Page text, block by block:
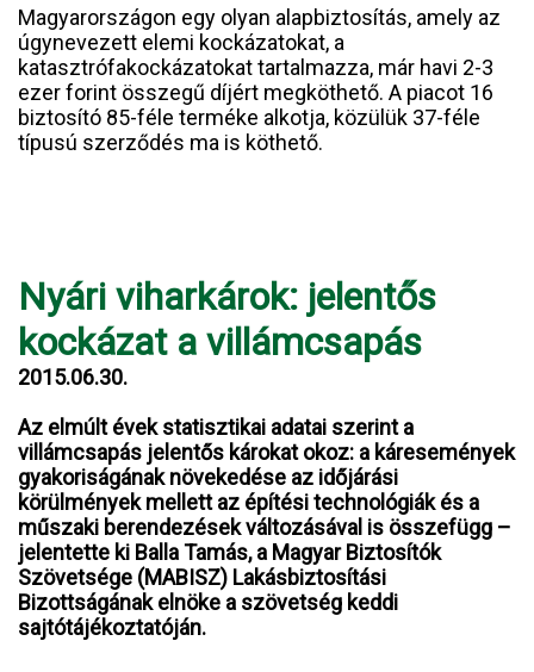
Magyarországon egy olyan alapbiztosítás, amely az
úgynevezett elemi kockázatokat, a
katasztrófakockázatokat tartalmazza, már havi 2-3
ezer forint összegű díjért megköthető. A piacot 16
biztosító 85-féle terméke alkotja, közülük 37-féle
típusú szerződés ma is köthető.
Nyári viharkárok: jelentős
kockázat a villámcsapás
2015.06.30.
Az elmúlt évek statisztikai adatai szerint a
villámcsapás jelentős károkat okoz: a káresemények
gyakoriságának növekedése az időjárási
körülmények mellett az építési technológiák és a
műszaki berendezések változásával is összefügg –
jelentette ki Balla Tamás, a Magyar Biztosítók
Szövetsége (MABISZ) Lakásbiztosítási
Bizottságának elnöke a szövetség keddi
sajtótájékoztatóján.